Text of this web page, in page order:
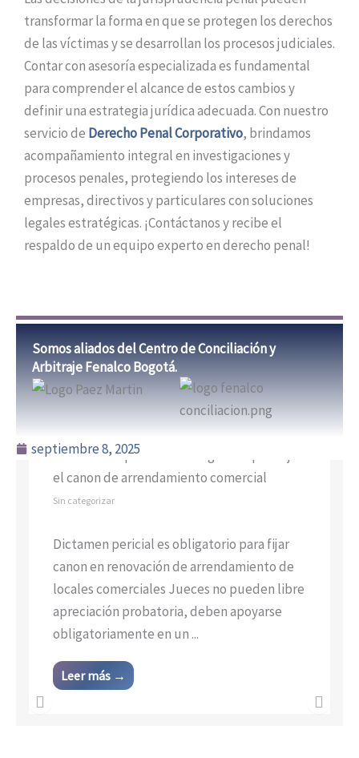
transformar la forma en que se protegen los derechos
de las víctimas y se desarrollan los procesos judiciales.
Contar con asesoría especializada es fundamental
para comprender el alcance de estos cambios y
definir una estrategia jurídica adecuada. Con nuestro
servicio de Derecho Penal Corporativo, brindamos
acompañamiento integral en investigaciones y
procesos penales, protegiendo los intereses de
empresas, directivos y particulares con soluciones
legales estratégicas. ¡Contáctanos y recibe el
respaldo de un equipo experto en derecho penal!
Somos aliados del Centro de Conciliación y
Arbitraje Fenalco Bogotá.
septiembre 8, 2025
El dictamen pericial es obligatorio para fijar
el canon de arrendamiento comercial
Sin categorizar
Dictamen pericial es obligatorio para fijar
canon en renovación de arrendamiento de
locales comerciales Jueces no pueden libre
apreciación probatoria, deben apoyarse
obligatoriamente en un ...
Leer más →